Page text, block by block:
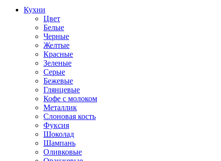
Кухни
Цвет
Белые
Черные
Желтые
Красные
Зеленые
Серые
Бежевые
Глянцевые
Кофе с молоком
Металлик
Слоновая кость
Фуксия
Шоколад
Шампань
Оливковые